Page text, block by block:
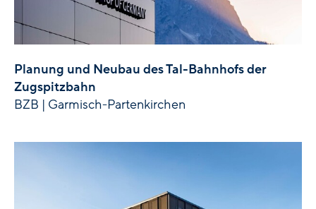
Planung und Neubau des Tal-Bahnhofs der
Zugspitzbahn
BZB | Garmisch-Partenkirchen